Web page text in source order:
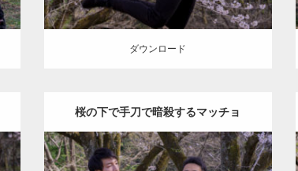
ダウンロード
桜の下で手刀で暗殺するマッチョ
Update:2021.07.8